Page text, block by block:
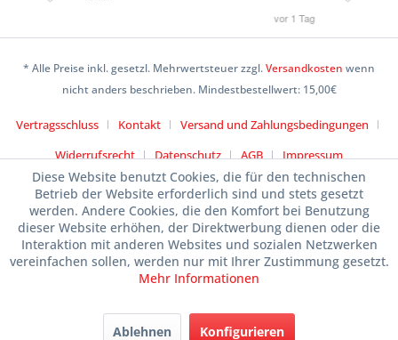
* Alle Preise inkl. gesetzl. Mehrwertsteuer zzgl.Versandkosten wenn
nicht anders beschrieben. Mindestbestellwert: 15,00€
Vertragsschluss Kontakt
Versand und Zahlungsbedingungen
Widerrufsrecht
Datenschutz AGB Impressum
Diese Website benutzt Cookies, die für den technischen
Betrieb der Website erforderlich sind und stets gesetzt
werden. Andere Cookies, die den Komfort bei Benutzung
dieser Website erhöhen, der Direktwerbung dienen oder die
Interaktion mit anderen Websites und sozialen Netzwerken
vereinfachen sollen, werden nur mit Ihrer Zustimmung gesetzt.
Mehr Informationen
Ablehnen Konfigurieren